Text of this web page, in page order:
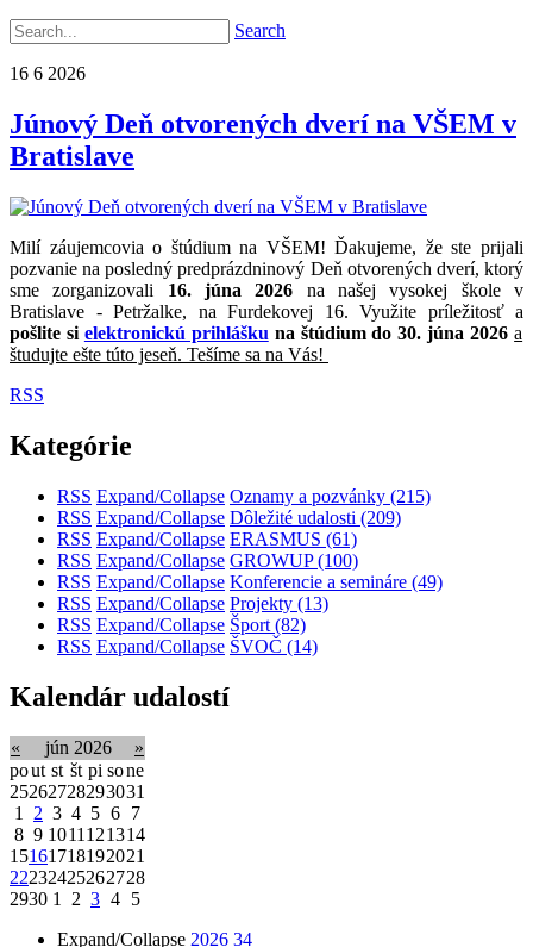
Search
16 6 2026
Júnový Deň otvorených dverí na VŠEM v
Bratislave
Milí záujemcovia o štúdium na VŠEM! Ďakujeme, že ste prijali
pozvanie na posledný predprázdninový Deň otvorených dverí, ktorý
sme zorganizovali 16. júna 2026 na našej vysokej škole v
Bratislave - Petržalke, na Furdekovej 16. Využite príležitosť a
pošlite si elektronickú prihlášku na štúdium do 30. júna 2026a
študujte ešte túto jeseň. Tešíme sa na Vás!
RSS
Kategórie
RSS Expand/Collapse Oznamy a pozvánky (215)
RSS Expand/Collapse Dôležité udalosti (209)
RSS Expand/Collapse ERASMUS (61)
RSS Expand/Collapse GROWUP(100)
RSS Expand/Collapse Konferencie a semináre (49)
RSS Expand/Collapse Projekty (13)
RSS Expand/Collapse Šport (82)
RSS Expand/Collapse ŠVOČ (14)
Kalendár udalostí
« jún 2026
»
pout st št pi sone
25262728293031
1 2 3 4 5 6
7
8 9 1011121314
15161718192021
22232425262728
2930 1 2 3 4
5
Expand/Collapse 2026 34